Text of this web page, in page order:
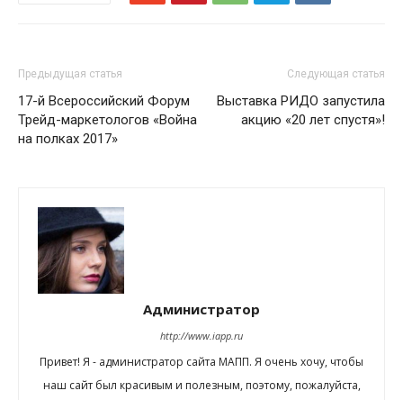
Предыдущая статья
17-й Всероссийский Форум
Трейд-маркетологов «Война
на полках 2017»
Следующая статья
Выставка РИДО запустила
акцию «20 лет спустя»!
Администратор
http://www.iapp.ru
Привет! Я - администратор сайта МАПП. Я очень хочу, чтобы
наш сайт был красивым и полезным, поэтому, пожалуйста,